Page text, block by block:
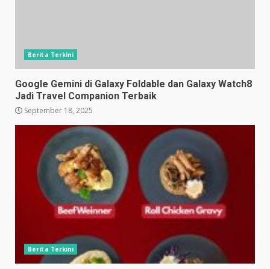
Berita Terkini
Google Gemini di Galaxy Foldable dan Galaxy Watch8
Jadi Travel Companion Terbaik
September 18, 2025
Berita Terkini